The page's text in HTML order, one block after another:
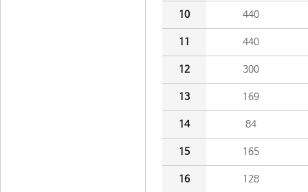
10 440
11 440
12 300
13 169
14 84
15 165
16 128